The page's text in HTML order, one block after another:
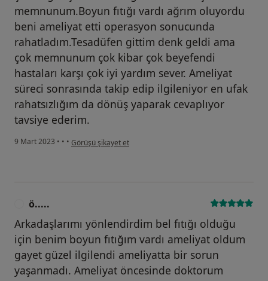
memnunum.Boyun fıtığı vardı ağrım oluyordu
beni ameliyat etti operasyon sonucunda
rahatladım.Tesadüfen gittim denk geldi ama
çok memnunum çok kibar çok beyefendi
hastaları karşı çok iyi yardım sever. Ameliyat
süreci sonrasında takip edip ilgileniyor en ufak
rahatsızlığım da dönüş yaparak cevaplıyor
tavsiye ederim.
9 Mart 2023 • • • kullanıcının görüşüne göre o.....
Görüşü şikayet et
ö.....
Arkadaşlarımı yönlendirdim bel fıtığı olduğu
için benim boyun fıtığım vardı ameliyat oldum
gayet güzel ilgilendi ameliyatta bir sorun
yaşanmadı. Ameliyat öncesinde doktorum